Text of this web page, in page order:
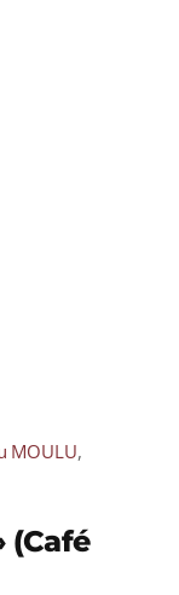
MOULU,
(Café